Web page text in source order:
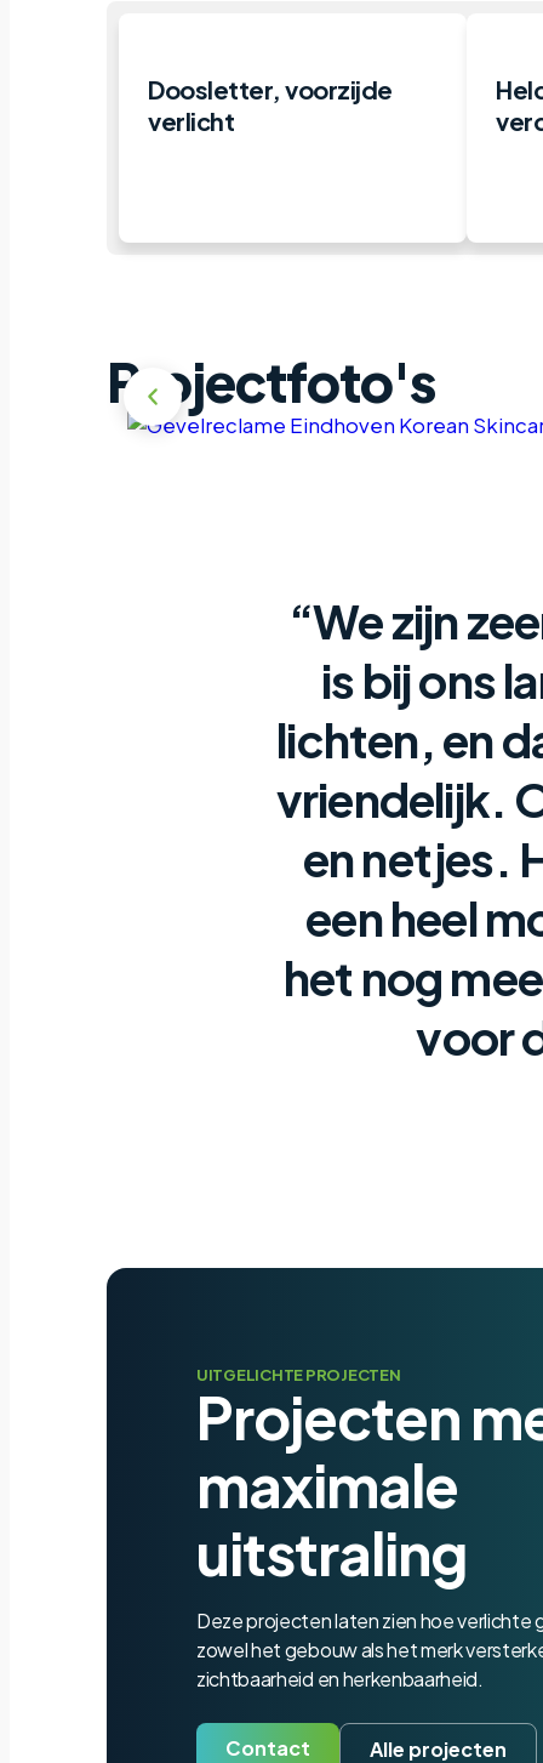
Doosletter, voorzijde
verlicht
Projectfoto's
“We zijn
is bij ons
lichten, en
vriendelijk.
en netjes.
een heel
het nog
voor
UITGELICHTE PROJECTEN
Projecten
maximale
uitstraling
Deze projecten laten zien hoe verlichte
zowel het gebouw als het merk
zichtbaarheid en herkenbaarheid.
Contact Alle projecten